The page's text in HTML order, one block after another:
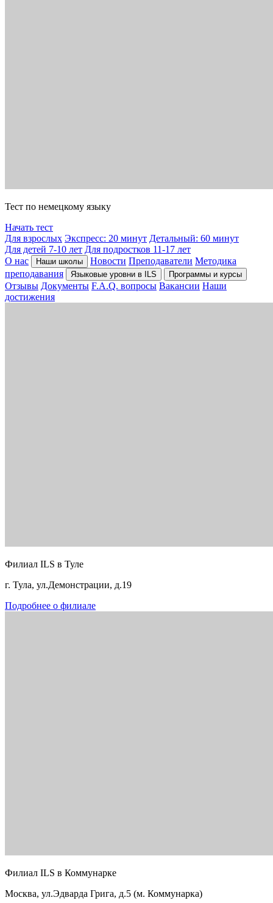
Тест по немецкому языку
Начать тест
Для взрослых Экспресс: 20 минут Детальный: 60 минут
Для детей 7-10 лет Для подростков 11-17 лет
О нас
Наши школы Новости Преподаватели Методика
преподавания
Языковые уровни в ILS Программы и курсы
Отзывы Документы F.A.Q. вопросы Вакансии Наши
достижения
Филиал ILS в Туле
г. Тула, ул.Демонстрации, д.19
Подробнее о филиале
Филиал ILS в Коммунарке
Москва, ул.Эдварда Грига, д.5 (м. Коммунарка)